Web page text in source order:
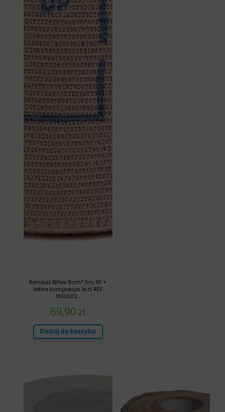
Bandaż Biflex 8cm* 5m 16 +
lekka kompresja 1szt REF
160002...
69,90 zł
Dodaj do koszyka